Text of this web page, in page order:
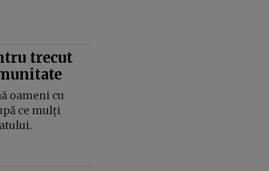
trecut
oameni cu
ce mulți